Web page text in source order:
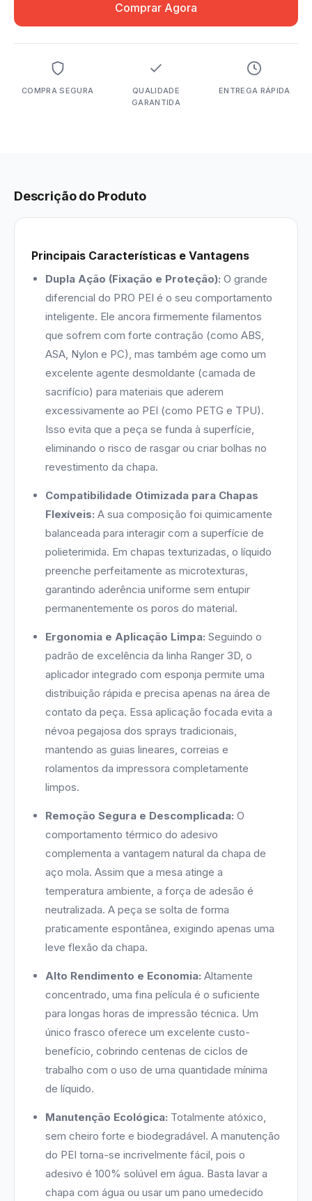
Comprar Agora
COMPRA SEGURA
QUALIDADE
GARANTIDA
ENTREGA RÁPIDA
Descrição do Produto
Principais Características e Vantagens
Dupla Ação (Fixação e Proteção): O grande
diferencial do PRO PEI é o seu comportamento
inteligente. Ele ancora firmemente filamentos
que sofrem com forte contração (como ABS,
ASA, Nylon e PC), mas também age como um
excelente agente desmoldante (camada de
sacrifício) para materiais que aderem
excessivamente ao PEI (como PETG e TPU).
Isso evita que a peça se funda à superfície,
eliminando o risco de rasgar ou criar bolhas no
revestimento da chapa.
Compatibilidade Otimizada para Chapas
Flexíveis: A sua composição foi quimicamente
balanceada para interagir com a superfície de
polieterimida. Em chapas texturizadas, o líquido
preenche perfeitamente as microtexturas,
garantindo aderência uniforme sem entupir
permanentemente os poros do material.
Ergonomia e Aplicação Limpa: Seguindo o
padrão de excelência da linha Ranger 3D, o
aplicador integrado com esponja permite uma
distribuição rápida e precisa apenas na área de
contato da peça. Essa aplicação focada evita a
névoa pegajosa dos sprays tradicionais,
mantendo as guias lineares, correias e
rolamentos da impressora completamente
limpos.
Remoção Segura e Descomplicada: O
comportamento térmico do adesivo
complementa a vantagem natural da chapa de
aço mola. Assim que a mesa atinge a
temperatura ambiente, a força de adesão é
neutralizada. A peça se solta de forma
praticamente espontânea, exigindo apenas uma
leve flexão da chapa.
Alto Rendimento e Economia: Altamente
concentrado, uma fina película é o suficiente
para longas horas de impressão técnica. Um
único frasco oferece um excelente custo-
benefício, cobrindo centenas de ciclos de
trabalho com o uso de uma quantidade mínima
de líquido.
Manutenção Ecológica: Totalmente atóxico,
sem cheiro forte e biodegradável. A manutenção
do PEI torna-se incrivelmente fácil, pois o
adesivo é 100% solúvel em água. Basta lavar a
chapa com água ou usar um pano umedecido